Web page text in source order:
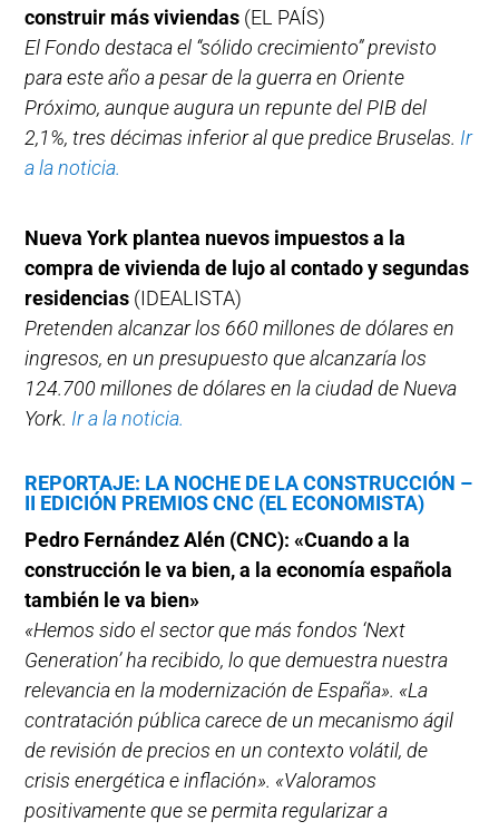
construir más viviendas (EL PAÍS)
El Fondo destaca el “sólido crecimiento” previsto
para este año a pesar de la guerra en Oriente
Próximo, aunque augura un repunte del PIB del
2,1%, tres décimas inferior al que predice Bruselas. Ir
a la noticia.
Nueva York plantea nuevos impuestos a la
compra de vivienda de lujo al contado y segundas
residencias (IDEALISTA)
Pretenden alcanzar los 660 millones de dólares en
ingresos, en un presupuesto que alcanzaría los
124.700 millones de dólares en la ciudad de Nueva
York. Ir a la noticia.
REPORTAJE: LA NOCHE DE LA CONSTRUCCIÓN –
II EDICIÓN PREMIOS CNC (EL ECONOMISTA)
Pedro Fernández Alén (CNC): «Cuando a la
construcción le va bien, a la economía española
también le va bien»
«Hemos sido el sector que más fondos ‘Next
Generation’ ha recibido, lo que demuestra nuestra
relevancia en la modernización de España». «La
contratación pública carece de un mecanismo ágil
de revisión de precios en un contexto volátil, de
crisis energética e inflación». «Valoramos
positivamente que se permita regularizar a